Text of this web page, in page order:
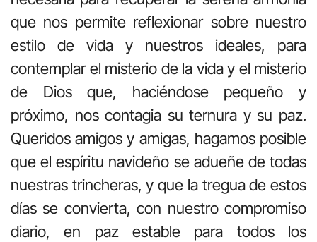
que nos permite reflexionar sobre nuestro
estilo de vida y nuestros ideales, para
contemplar el misterio de la vida y el misterio
de Dios que, haciéndose pequeño y
próximo, nos contagia su ternura y su paz.
Queridos amigos y amigas, hagamos posible
que el espíritu navideño se adueñe de todas
nuestras trincheras, y que la tregua de estos
días se convierta, con nuestro compromiso
diario, en paz estable para todos los